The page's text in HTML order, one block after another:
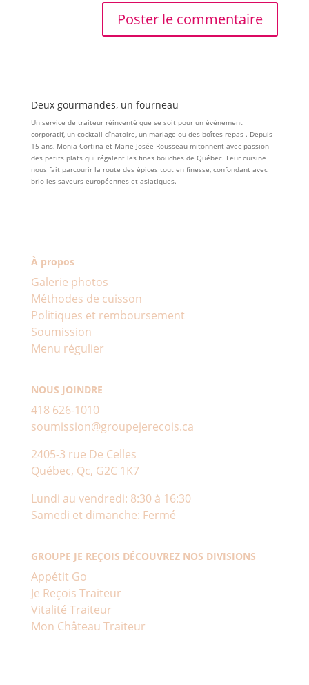
Deux gourmandes, un fourneau
Un service de traiteur réinventé que se soit pour un événement
corporatif, un cocktail dînatoire, un mariage ou des boîtes repas . Depuis
15 ans, Monia Cortina et Marie-Josée Rousseau mitonnent avec passion
des petits plats qui régalent les fines bouches de Québec. Leur cuisine
nous fait parcourir la route des épices tout en finesse, confondant avec
brio les saveurs européennes et asiatiques.
À propos
Galerie photos
Méthodes de cuisson
Politiques et remboursement
Soumission
Menu régulier
NOUS JOINDRE
418 626-1010
soumission@groupejerecois.ca
2405-3 rue De Celles
Québec, Qc, G2C 1K7
Lundi au vendredi: 8:30 à 16:30
Samedi et dimanche: Fermé
GROUPE JE REÇOIS DÉCOUVREZ NOS DIVISIONS
Appétit Go
Je Reçois Traiteur
Vitalité Traiteur
Mon Château Traiteur